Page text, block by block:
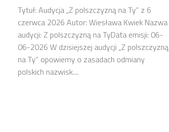
Tytuł: Audycja „Z polszczyzną na Ty” z 6
czerwca 2026 Autor: Wiesława Kwiek Nazwa
audycji: Z polszczyzną na TyData emisji: 06-
06-2026 W dzisiejszej audycji „Z polszczyzną
na Ty” opowiemy o zasadach odmiany
polskich nazwisk....